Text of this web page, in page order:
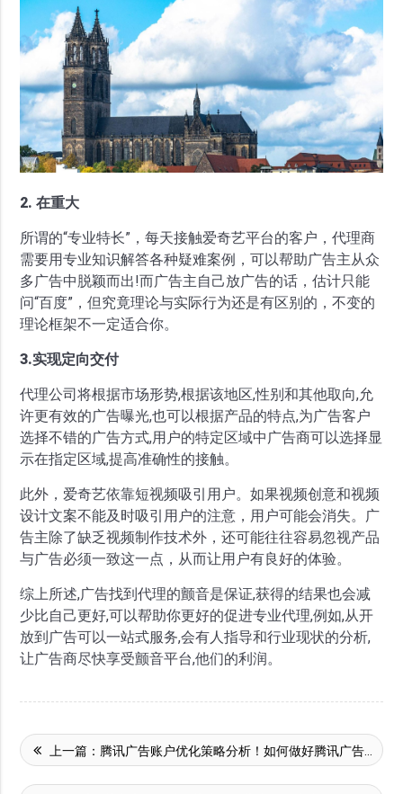
2. 在重大
所谓的“专业特长”，每天接触爱奇艺平台的客户，代理商
需要用专业知识解答各种疑难案例，可以帮助广告主从众
多广告中脱颖而出!而广告主自己放广告的话，估计只能
问“百度”，但究竟理论与实际行为还是有区别的，不变的
理论框架不一定适合你。
3.实现定向交付
代理公司将根据市场形势,根据该地区,性别和其他取向,允
许更有效的广告曝光,也可以根据产品的特点,为广告客户
选择不错的广告方式,用户的特定区域中广告商可以选择显
示在指定区域,提高准确性的接触。
此外，爱奇艺依靠短视频吸引用户。如果视频创意和视频
设计文案不能及时吸引用户的注意，用户可能会消失。广
告主除了缺乏视频制作技术外，还可能往往容易忽视产品
与广告必须一致这一点，从而让用户有良好的体验。
综上所述,广告找到代理的颤音是保证,获得的结果也会减
少比自己更好,可以帮助你更好的促进专业代理,例如,从开
放到广告可以一站式服务,会有人指导和行业现状的分析,
让广告商尽快享受颤音平台,他们的利润。
上一篇： 腾讯广告账户优化策略分析！如何做好腾讯广告投放？